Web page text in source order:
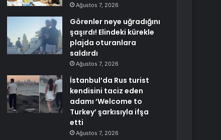
Ağustos 7, 2026
Görenler neye uğradığını
şaşırdı! Elindeki kürekle
plajda oturanlara
saldırdı
Ağustos 7, 2026
İstanbul’da Rus turist
kendisini taciz eden
adamı ‘Welcome to
Turkey’ şarkısıyla ifşa
etti
Ağustos 7, 2026